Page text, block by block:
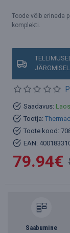
Toode võib erineda
komplekti.
Saadavus: Laos
Tootja:
Toote kood:
EAN:
79.94€
Saabumine